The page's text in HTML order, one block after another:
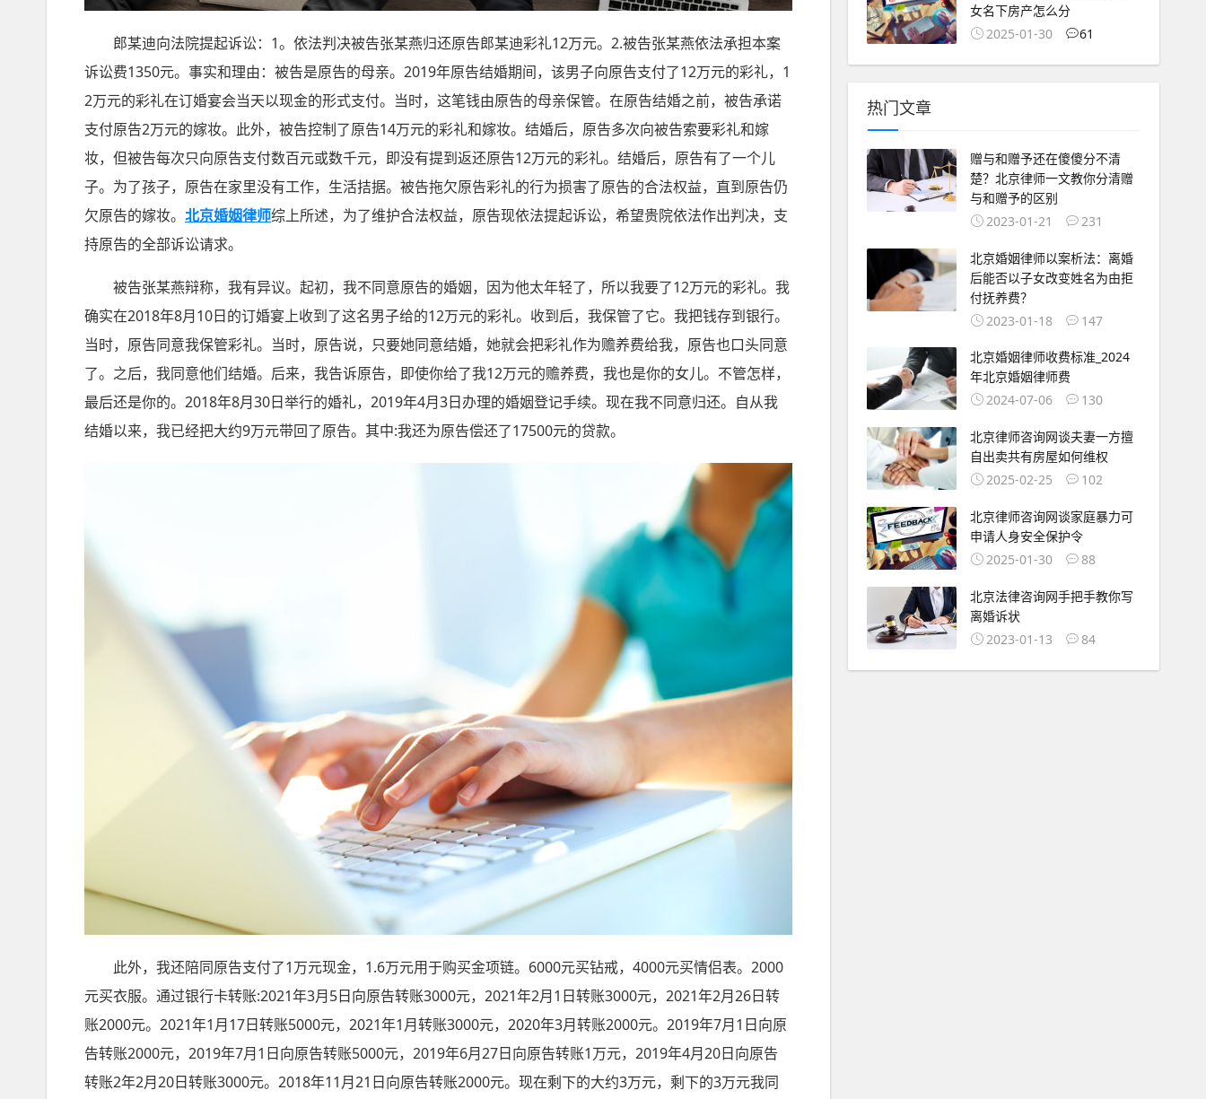
郎某迪向法院提起诉讼：1。依法判决被告张某燕归还原告郎某迪彩礼12万元。2.被告张某燕依法承担本案
诉讼费1350元。事实和理由：被告是原告的母亲。2019年原告结婚期间，该男子向原告支付了12万元的彩礼，1
2万元的彩礼在订婚宴会当天以现金的形式支付。当时，这笔钱由原告的母亲保管。在原告结婚之前，被告承诺
支付原告2万元的嫁妆。此外，被告控制了原告14万元的彩礼和嫁妆。结婚后，原告多次向被告索要彩礼和嫁
妆，但被告每次只向原告支付数百元或数千元，即没有提到返还原告12万元的彩礼。结婚后，原告有了一个儿
子。为了孩子，原告在家里没有工作，生活拮据。被告拖欠原告彩礼的行为损害了原告的合法权益，直到原告仍
欠原告的嫁妆。 北京婚姻律师综上所述，为了维护合法权益，原告现依法提起诉讼，希望贵院依法作出判决，支
持原告的全部诉讼请求。
被告张某燕辩称，我有异议。起初，我不同意原告的婚姻，因为他太年轻了，所以我要了12万元的彩礼。我
确实在2018年8月10日的订婚宴上收到了这名男子给的12万元的彩礼。收到后，我保管了它。我把钱存到银行。
当时，原告同意我保管彩礼。当时，原告说，只要她同意结婚，她就会把彩礼作为赡养费给我，原告也口头同意
了。之后，我同意他们结婚。后来，我告诉原告，即使你给了我12万元的赡养费，我也是你的女儿。不管怎样，
最后还是你的。2018年8月30日举行的婚礼，2019年4月3日办理的婚姻登记手续。现在我不同意归还。自从我
结婚以来，我已经把大约9万元带回了原告。其中:我还为原告偿还了17500元的贷款。
此外，我还陪同原告支付了1万元现金，1.6万元用于购买金项链。6000元买钻戒，4000元买情侣表。2000
元买衣服。通过银行卡转账:2021年3月5日向原告转账3000元，2021年2月1日转账3000元，2021年2月26日转
账2000元。2021年1月17日转账5000元，2021年1月转账3000元，2020年3月转账2000元。2019年7月1日向原
告转账2000元，2019年7月1日向原告转账5000元，2019年6月27日向原告转账1万元，2019年4月20日向原告
转账2年2月20日转账3000元。2018年11月21日向原告转账2000元。现在剩下的大约3万元，剩下的3万元我同
女名下房产怎么分
2025-01-30
61
热门文章
赠与和赠予还在傻傻分不清
楚？北京律师一文教你分清赠
与和赠予的区别
2023-01-21
231
北京婚姻律师以案析法：离婚
后能否以子女改变姓名为由拒
付抚养费？
2023-01-18
147
北京婚姻律师收费标准_2024
年北京婚姻律师费
2024-07-06
130
北京律师咨询网谈夫妻一方擅
自出卖共有房屋如何维权
2025-02-25
102
北京律师咨询网谈家庭暴力可
申请人身安全保护令
2025-01-30
88
北京法律咨询网手把手教你写
离婚诉状
2023-01-13
84